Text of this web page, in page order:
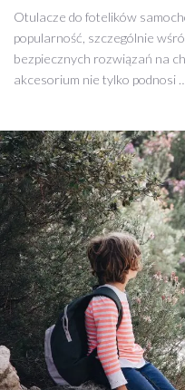
Otulacze do fotelików
popularność, szczególnie
bezpiecznych rozwiązań na
akcesorium nie tylko podnosi